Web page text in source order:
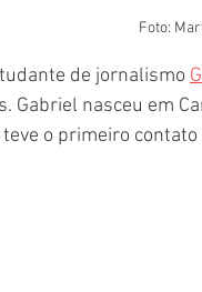
Foto:
de jornalismo
Gabriel nasceu em
o primeiro